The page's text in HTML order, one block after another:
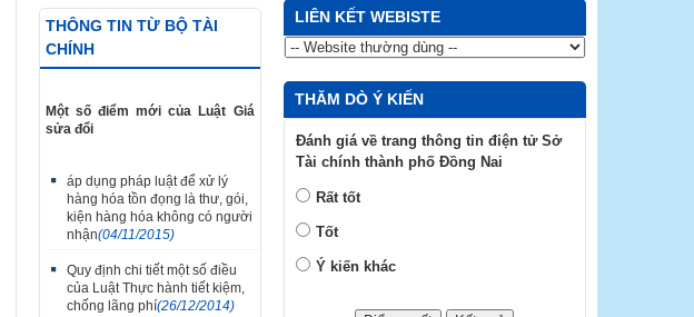
THÔNG TIN TỪ BỘ TÀI
CHÍNH
Một số điểm mới của Luật Giá
sửa đổi
áp dụng pháp luật để xử lý
hàng hóa tồn đọng là thư, gói,
kiện hàng hóa không có người
nhận(04/11/2015)
Quy định chi tiết một số điều
của Luật Thực hành tiết kiệm,
chống lãng phí(26/12/2014)
LIÊN KẾT WEBISTE
THĂM DÒ Ý KIẾN
Đánh giá về trang thông tin điện tử Sở
Tài chính thành phố Đồng Nai
Rất tốt
Tốt
Ý kiến khác